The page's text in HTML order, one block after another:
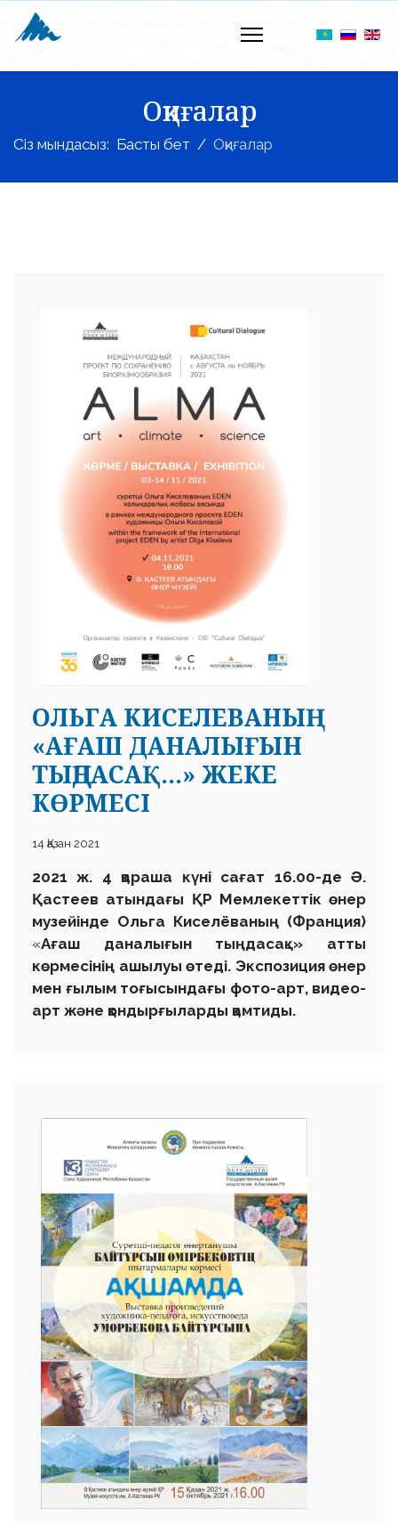
Оқиғалар
Сіз мындасыз: Басты бет Оқиғалар
ОЛЬГА КИСЕЛЕВАНЫҢ
«АҒАШ ДАНАЛЫҒЫН
ТЫҢДАСАҚ…» ЖЕКЕ
КӨРМЕСІ
14 Қазан 2021
2021 ж. 4 қараша күні сағат 16.00-де Ә.
Қастеев атындағы ҚР Мемлекеттік өнер
музейінде Ольга Киселёваның (Франция)
«Ағаш даналығын тыңдасақ…» атты
көрмесінің ашылуы өтеді. Экспозиция өнер
мен ғылым тоғысындағы фото-арт, видео-
арт және қондырғыларды қамтиды.